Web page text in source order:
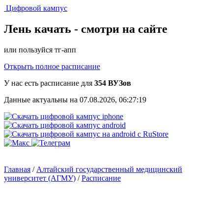
Цифровой кампус
Лень качать - смотри на сайте
или пользуйся тг-апп
Открыть полное расписание
У нас есть расписание для 354 ВУЗов
Данные актуальны на 07.08.2026, 06:27:19
Главная / Алтайский государственный медицинский
университет (АГМУ) /Расписание